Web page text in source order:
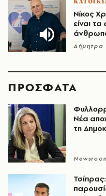
Νίκος
είναι
Δήμητρα
ΠΡΟΣΦΑΤΑ
Νέα
τη